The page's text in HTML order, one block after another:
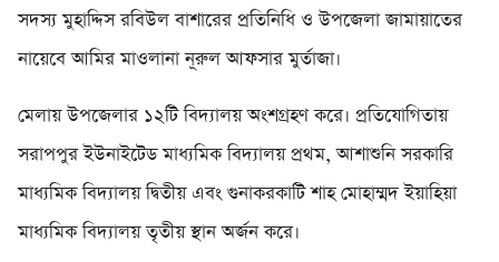
সদস্য মুহাদ্দিস রবিউল বাশারের প্রতিনিধি ও উপজেলা জামায়াতের
নায়েবে আমির মাওলানা নূরুল আফসার মুর্তাজা।
মেলায় উপজেলার ১২টি বিদ্যালয় অংশগ্রহণ করে। প্রতিযোগিতায়
সরাপপুর ইউনাইটেড মাধ্যমিক বিদ্যালয় প্রথম, আশাশুনি সরকারি
মাধ্যমিক বিদ্যালয় দ্বিতীয় এবং গুনাকরকাটি শাহ মোহাম্মদ ইয়াহিয়া
মাধ্যমিক বিদ্যালয় তৃতীয় স্থান অর্জন করে।